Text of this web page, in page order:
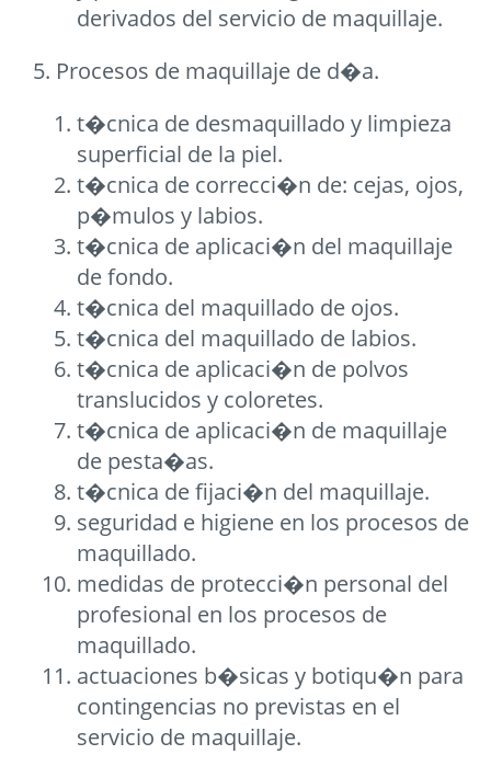
derivados del servicio de maquillaje.
5. Procesos de maquillaje de d�a.
t�cnica de desmaquillado y limpieza
superficial de la piel.
t�cnica de correcci�n de: cejas, ojos,
p�mulos y labios.
t�cnica de aplicaci�n del maquillaje
de fondo.
t�cnica del maquillado de ojos.
t�cnica del maquillado de labios.
t�cnica de aplicaci�n de polvos
translucidos y coloretes.
t�cnica de aplicaci�n de maquillaje
de pesta�as.
t�cnica de fijaci�n del maquillaje.
seguridad e higiene en los procesos de
maquillado.
medidas de protecci�n personal del
profesional en los procesos de
maquillado.
actuaciones b�sicas y botiqu�n para
contingencias no previstas en el
servicio de maquillaje.